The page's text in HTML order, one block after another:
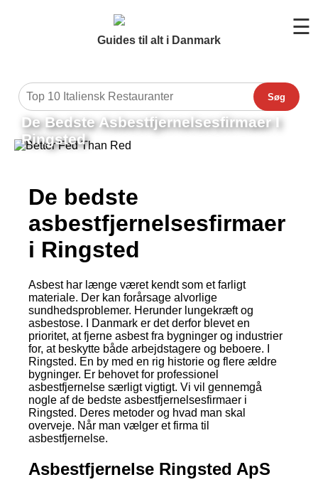
Guides til alt i Danmark
☰
Søg
De Bedste Asbestfjernelsesfirmaer I
Ringsted
De bedste
asbestfjernelsesfirmaer
i Ringsted
Asbest har længe været kendt som et farligt
materiale. Der kan forårsage alvorlige
sundhedsproblemer. Herunder lungekræft og
asbestose. I Danmark er det derfor blevet en
prioritet, at fjerne asbest fra bygninger og industrier
for, at beskytte både arbejdstagere og beboere. I
Ringsted. En by med en rig historie og flere ældre
bygninger. Er behovet for professionel
asbestfjernelse særligt vigtigt. Vi vil gennemgå
nogle af de bedste asbestfjernelsesfirmaer i
Ringsted. Deres metoder og hvad man skal
overveje. Når man vælger et firma til
asbestfjernelse.
Asbestfjernelse Ringsted ApS